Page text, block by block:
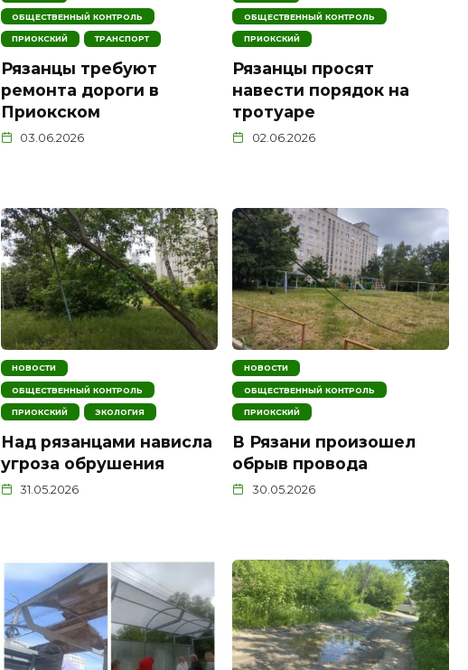
ОБЩЕСТВЕННЫЙ КОНТРОЛЬ
ПРИОКСКИЙ ТРАНСПОРТ
Рязанцы требуют
ремонта дороги в
Приокском
03.06.2026
ОБЩЕСТВЕННЫЙ КОНТРОЛЬ
ПРИОКСКИЙ
Рязанцы просят
навести порядок на
тротуаре
02.06.2026
НОВОСТИ
ОБЩЕСТВЕННЫЙ КОНТРОЛЬ
ПРИОКСКИЙ ЭКОЛОГИЯ
Над рязанцами нависла
угроза обрушения
31.05.2026
НОВОСТИ
ОБЩЕСТВЕННЫЙ КОНТРОЛЬ
ПРИОКСКИЙ
В Рязани произошел
обрыв провода
30.05.2026